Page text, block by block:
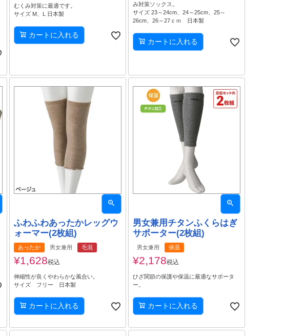
むくみ対策に最適です。
サイズ M、L 日本製
カートに入れる
み対策ソックス。
サイズ 23～24cm、24～25cm、25～
26cm、26～27ｃｍ 日本製
カートに入れる
ふわふわあったかレッグウ
ォーマー(2枚組)
あったか 男女兼用 毛混
¥1,628税込
伸縮性が良くやわらかな風合い。
サイズ フリー 日本製
カートに入れる
男女兼用チタンふくらはぎ
サポーター(2枚組)
男女兼用 保温
¥2,178税込
ひざ関節の保護や保温に最適なサポータ
ー。
カートに入れる